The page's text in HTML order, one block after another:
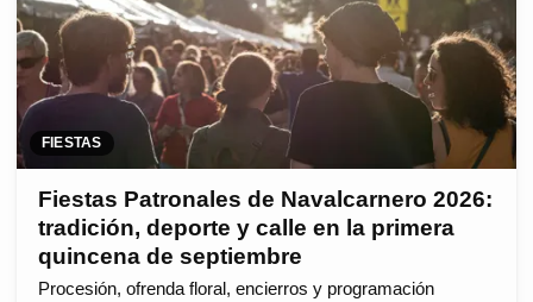
FIESTAS
Fiestas Patronales de Navalcarnero 2026:
tradición, deporte y calle en la primera
quincena de septiembre
Procesión, ofrenda floral, encierros y programación